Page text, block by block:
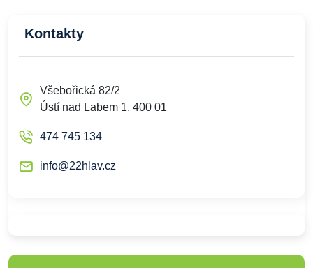
Kontakty
Všebořická 82/2
Ústí nad Labem 1, 400 01
474 745 134
info@22hlav.cz